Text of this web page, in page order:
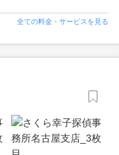
全ての料金・サービスを見る